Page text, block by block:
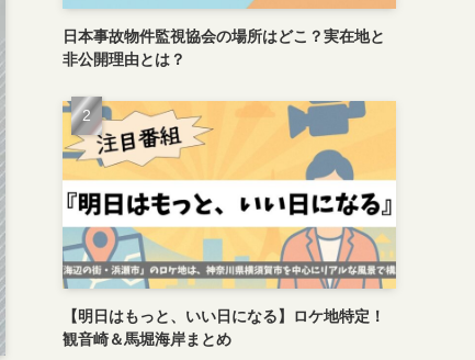
日本事故物件監視協会の場所はどこ？実在地と
非公開理由とは？
【明日はもっと、いい日になる】ロケ地特定！
観音崎＆馬堀海岸まとめ